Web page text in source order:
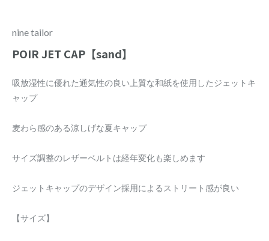
nine tailor
POIR JET CAP【sand】
吸放湿性に優れた通気性の良い上質な和紙を使用したジェットキ
ャップ
麦わら感のある涼しげな夏キャップ
サイズ調整のレザーベルトは経年変化も楽しめます
ジェットキャップのデザイン採用によるストリート感が良い
【サイズ】